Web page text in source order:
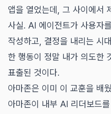
앱을 열었는데, 그 사이에서
사실. AI 에이전트가 사용자
작성하고, 결정을 내리는 시
한 행동이 정말 내가 의도한
표출된 것이다.
아마존은 이미 이 교훈을 배
아마존이 내부 AI 리더보드